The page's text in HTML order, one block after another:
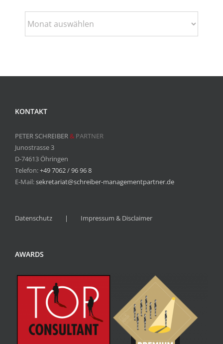
KONTAKT
PETER SCHREIBER & PARTNER
Junostrasse 3
D-74613 Öhringen
Telefon:+49 7062 / 96 96 8
E-Mail:sekretariat@schreiber-managementpartner.de
Datenschutz Impressum & Disclaimer
AWARDS